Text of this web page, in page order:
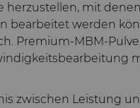
herzustellen, mit
bearbeitet werden
Premium-MBM-
zwischen Leistung